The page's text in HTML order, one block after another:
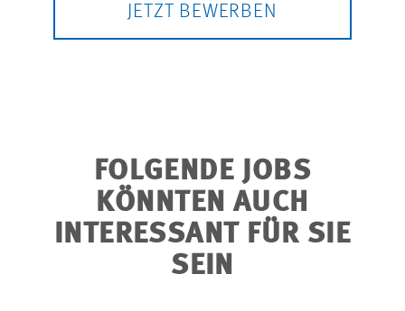
JETZT BEWERBEN
FOLGENDE JOBS
KÖNNTEN AUCH
INTERESSANT FÜR SIE
SEIN